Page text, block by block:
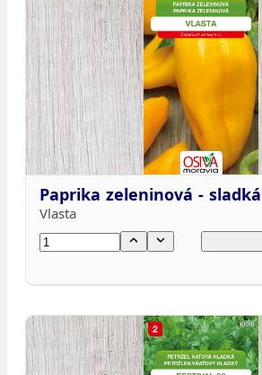
Paprika zeleninová - sladká
Vlasta